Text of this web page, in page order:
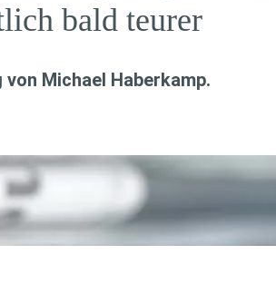
bald teurer
von Michael Haberkamp.